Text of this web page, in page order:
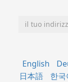
English
日本語
한국